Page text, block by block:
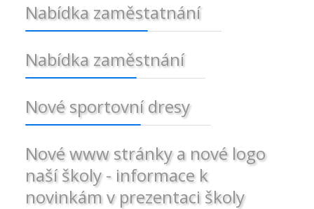
Nabídka zaměstatnání
Nabídka zaměstnání
Nové sportovní dresy
Nové www stránky a nové logo
naší školy - informace k
novinkám v prezentaci školy